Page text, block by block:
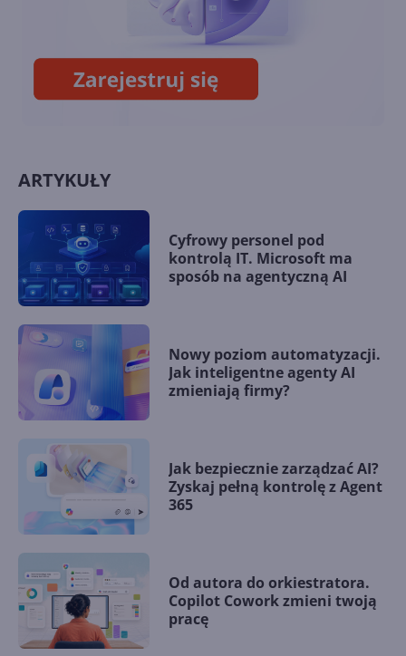
PageDefrag
ARTYKUŁY
Cyfrowy personel pod
kontrolą IT. Microsoft ma
sposób na agentyczną AI
Nowy poziom automatyzacji.
Jak inteligentne agenty AI
zmieniają firmy?
Jak bezpiecznie zarządzać AI?
Zyskaj pełną kontrolę z Agent
365
Od autora do orkiestratora.
Copilot Cowork zmieni twoją
pracę